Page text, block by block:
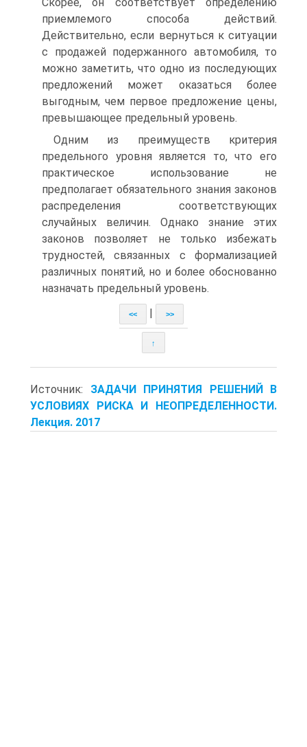
приемлемого способа действий.
Действительно, если вернуться к ситуации
с прода­жей подержанного автомобиля, то
можно заметить, что одно из последующих
предложений может оказаться более
выгодным, чем первое предложение цены,
превышающее предельный уро­вень.
Одним из преимуществ критерия
предельного уровня явля­ется то, что его
практическое использование не
предполагает обязательного знания законов
распределения соответствующих
случайных величин. Однако знание этих
законов позволяет не только избежать
трудностей, связанных с формализацией
раз­личных понятий, но и более обоснованно
назначать предельный уровень.
<< >>
↑
Источник: ЗАДАЧИ ПРИНЯТИЯ РЕШЕНИЙ В
УСЛОВИЯХ РИСКА И НЕОПРЕДЕЛЕННОСТИ.
Лекция. 2017